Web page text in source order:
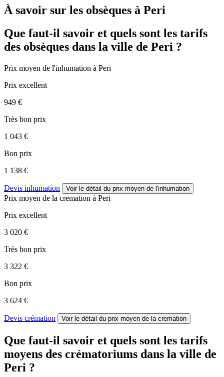
À savoir sur les obsèques à Peri
Que faut-il savoir et quels sont les tarifs
des obsèques dans la ville de Peri ?
Prix moyen de l'inhumation à Peri
Prix excellent
949 €
Très bon prix
1 043 €
Bon prix
1 138 €
Devis inhumation Voir le détail du prix moyen de l'inhumation
Prix moyen de la cremation à Peri
Prix excellent
3 020 €
Très bon prix
3 322 €
Bon prix
3 624 €
Devis crémation Voir le détail du prix moyen de la cremation
Que faut-il savoir et quels sont les tarifs
moyens des crématoriums dans la ville de
Peri ?